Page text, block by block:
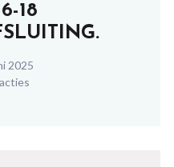
18
2025